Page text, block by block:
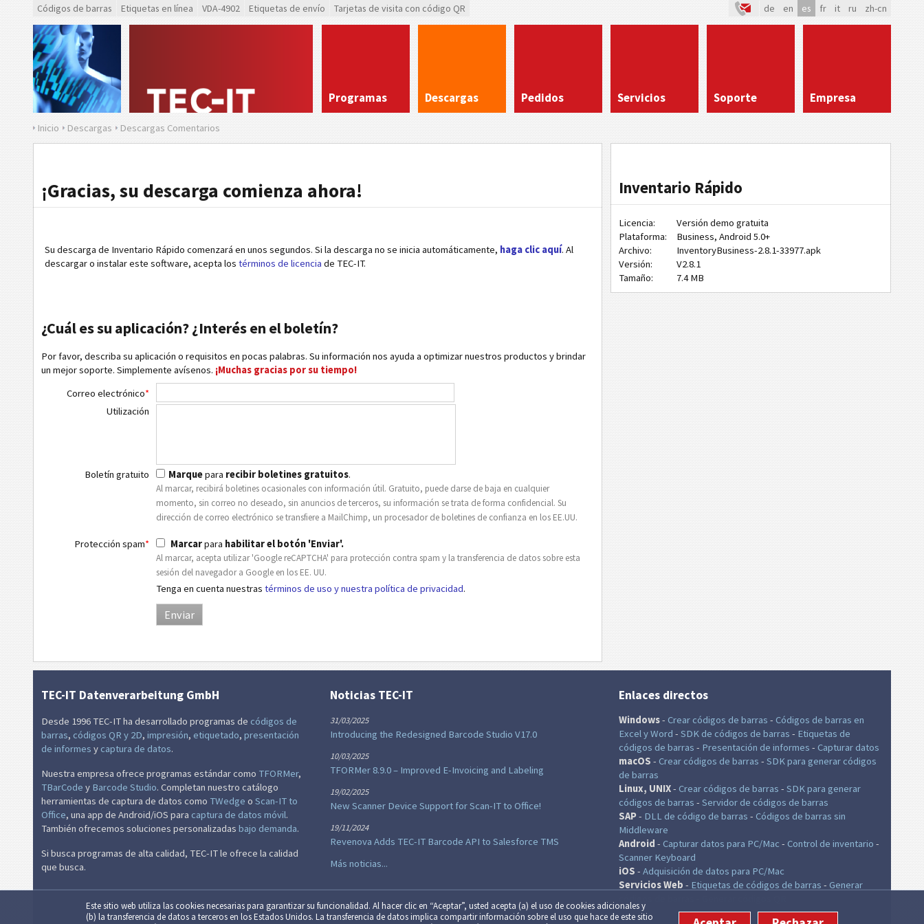
Este sitio web utiliza las cookies necesarias para garantizar su fun­cio­na­li­dad. Al hacer clic en “Aceptar”, usted acepta (a) el uso de cookies adicionales y
(b) la trans­fe­ren­cia de datos a terceros en los Estados Unidos. La trans­fe­ren­cia de datos implica compartir información sobre el uso que hace de este sitio
Códigos de barras Etiquetas en línea VDA-4902 Etiquetas de envío Tarjetas de visita con código QR de en es fr it ru zh-cn
Programas Descargas Pedidos Servicios Soporte Empresa
Inicio Descargas Descargas Comentarios
¡Gracias, su descarga comienza ahora!
Su descarga de Inventario Rápido comenzará en unos segundos. Si la descarga no se inicia automáticamente, haga clic aquí. Al
descargar o instalar este software, acepta los términos de licencia de TEC-IT.
¿Cuál es su aplicación? ¿Interés en el boletín?
Por favor, describa su aplicación o requisitos en pocas palabras. Su información nos ayuda a optimizar nuestros productos y brindar
un mejor soporte. Simplemente avísenos. ¡Muchas gracias por su tiempo!
Correo electrónico*
Utilización
Boletín gratuito Marquepara recibir boletines gratuitos.
Al marcar, recibirá boletines ocasionales con información útil. Gratuito, puede darse de baja en cualquier
momento, sin correo no deseado, sin anuncios de terceros, su información se trata de forma confidencial. Su
dirección de correo electrónico se transfiere a MailChimp, un procesador de boletines de confianza en los EE.UU.
Protección spam* Marcarpara habilitar el botón 'Enviar'.
Al marcar, acepta utilizar 'Google reCAPTCHA' para protección contra spam y la transferencia de datos sobre esta
sesión del navegador a Google en los EE. UU.
Tenga en cuenta nuestrastérminos de uso y nuestra política de privacidad.
Inventario Rápido
Licencia:
Versión demo gratuita
Plataforma:
Business, Android 5.0+
Archivo:
InventoryBusiness-2.8.1-33977.apk
Versión:
V2.8.1
Tamaño:
7.4 MB
TEC-IT Datenverarbeitung GmbH
Desde 1996 TEC-IT ha desarrollado programas de códigos de
barras, códigos QR y 2D, impresión, etiquetado, presentación
de informes y captura de datos.
Nuestra empresa ofrece programas estándar como TFORMer,
TBarCode y Barcode Studio. Completan nuestro catálogo
herramientas de captura de datos como TWedge o Scan-IT to
Office, una app de Android/iOS para captura de datos móvil.
También ofrecemos soluciones personalizadas bajo demanda.
Si busca programas de alta calidad, TEC-IT le ofrece la calidad
que busca.
Noticias TEC-IT
31/03/2025
Introducing the Redesigned Barcode Studio V17.0
10/03/2025
TFORMer 8.9.0 – Improved E-Invoicing and Labeling
19/02/2025
New Scanner Device Support for Scan-IT to Office!
19/11/2024
Revenova Adds TEC-IT Barcode API to Salesforce TMS
Más noticias...
Enlaces directos
Windows- Crear códigos de barras - Códigos de barras en
Excely Word - SDK de códigos de barras - Etiquetas de
códigos de barras - Presentación de informes - Capturar datos
macOS - Crear códigos de barras - SDK para generar códigos
de barras
Linux, UNIX- Crear códigos de barras - SDK para generar
códigos de barras - Servidor de códigos de barras
SAP- DLL de código de barras - Códigos de barras sin
Middleware
Android - Capturar datos para PC/Mac - Control de inventario -
Scanner Keyboard
iOS - Adquisición de datos para PC/Mac
Servicios Web - Etiquetas de códigos de barras - Generar